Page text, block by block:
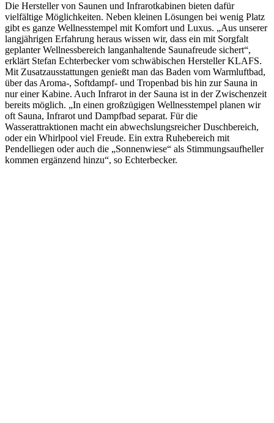
Die Hersteller von Saunen und Infrarotkabinen bieten dafür
vielfältige Möglichkeiten. Neben kleinen Lösungen bei wenig Platz
gibt es ganze Wellnesstempel mit Komfort und Luxus. „Aus unserer
langjährigen Erfahrung heraus wissen wir, dass ein mit Sorgfalt
geplanter Wellnessbereich langanhaltende Saunafreude sichert“,
erklärt Stefan Echterbecker vom schwäbischen Hersteller KLAFS.
Mit Zusatzausstattungen genießt man das Baden vom Warmluftbad,
über das Aroma-, Softdampf- und Tropenbad bis hin zur Sauna in
nur einer Kabine. Auch Infrarot in der Sauna ist in der Zwischenzeit
bereits möglich. „In einen großzügigen Wellnesstempel planen wir
oft Sauna, Infrarot und Dampfbad separat. Für die
Wasserattraktionen macht ein abwechslungsreicher Duschbereich,
oder ein Whirlpool viel Freude. Ein extra Ruhebereich mit
Pendelliegen oder auch die „Sonnenwiese“ als Stimmungsaufheller
kommen ergänzend hinzu“, so Echterbecker.